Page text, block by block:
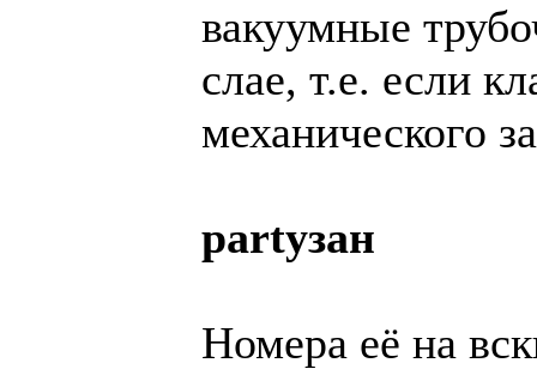
вакуумные
слае, т.е. если
механического
partyзан
Номера её на